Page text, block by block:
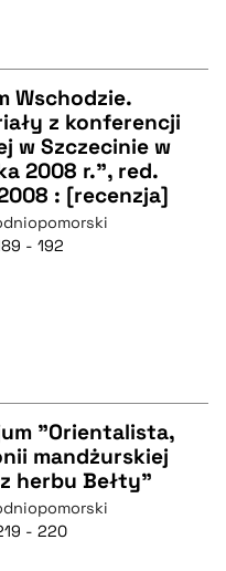
Wschodzie.
z konferencji
w Szczecinie w
2008 r.", red.
: [recenzja]
- 192
"Orientalista,
mandżurskiej
herbu Bełty"
- 220